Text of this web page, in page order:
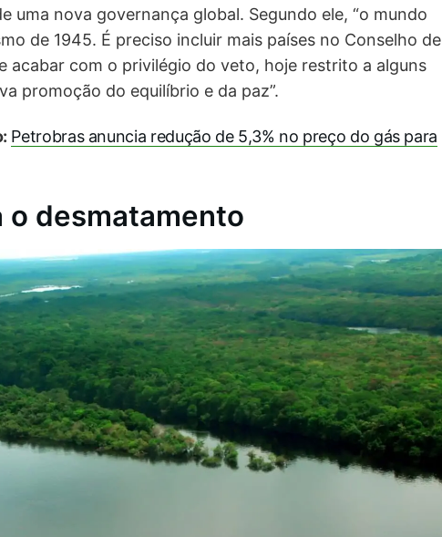
uma nova governança global. Segundo ele, “o mundo
de 1945. É preciso incluir mais países no Conselho de
acabar com o privilégio do veto, hoje restrito a alguns
promoção do equilíbrio e da paz”.
Petrobras anuncia redução de 5,3% no preço do gás para
o desmatamento